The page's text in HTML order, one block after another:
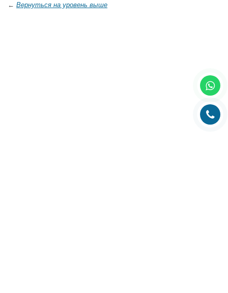
← Вернуться на уровень выше